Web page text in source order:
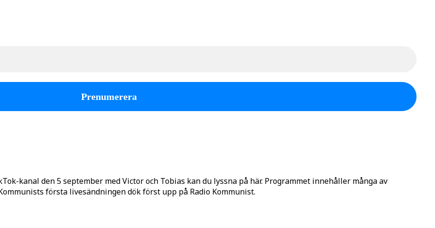
kanal den 5 september med Victor och Tobias kan du lyssna på här. Programmet innehåller många av
första livesändningen dök först upp på Radio Kommunist.